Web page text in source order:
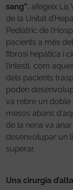
sang”, afegeix
de la Unitat
Pediàtric de
pacients a més
fibrosi hepàtica i
l’intestí, com
dels pacients
poden
va rebre un doble
mesos abans
de la nena va
desenvolupar un
superar.
Una cirurgia